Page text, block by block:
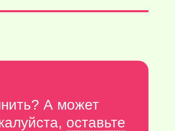
А может
оставьте